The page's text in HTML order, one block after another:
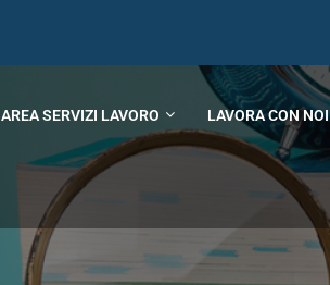
AREA SERVIZI LAVORO LAVORA CON NOI